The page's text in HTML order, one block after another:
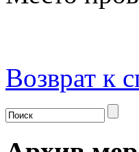
Возврат к